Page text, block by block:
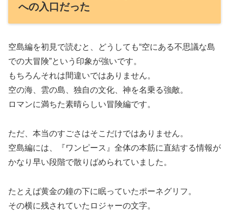
への入口だった
空島編を初見で読むと、どうしても“空にある不思議な島
での大冒険”という印象が強いです。
もちろんそれは間違いではありません。
空の海、雲の島、独自の文化、神を名乗る強敵。
ロマンに満ちた素晴らしい冒険編です。
ただ、本当のすごさはそこだけではありません。
空島編には、『ワンピース』全体の本筋に直結する情報が
かなり早い段階で散りばめられていました。
たとえば黄金の鐘の下に眠っていたポーネグリフ。
その横に残されていたロジャーの文字。